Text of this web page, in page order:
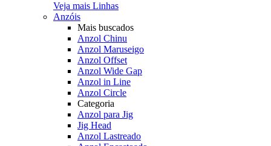
Veja mais Linhas
Anzóis
Mais buscados
Anzol Chinu
Anzol Maruseigo
Anzol Offset
Anzol Wide Gap
Anzol in Line
Anzol Circle
Categoria
Anzol para Jig
Jig Head
Anzol Lastreado